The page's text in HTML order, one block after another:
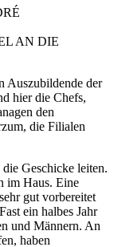
AN DIE
Auszubildende der
hier die Chefs,
den
die Filialen
Geschicke leiten.
im Haus. Eine
gut vorbereitet
ein halbes Jahr
und Männern. An
haben